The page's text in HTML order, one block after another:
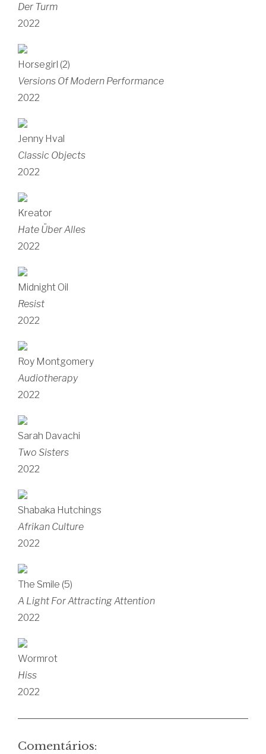
Der Turm
2022
Horsegirl (2)
Versions Of Modern Performance
2022
Jenny Hval
Classic Objects
2022
Kreator
Hate Über Alles
2022
Midnight Oil
Resist
2022
Roy Montgomery
Audiotherapy
2022
Sarah Davachi
Two Sisters
2022
Shabaka Hutchings
Afrikan Culture
2022
The Smile (5)
A Light For Attracting Attention
2022
Wormrot
Hiss
2022
Comentários: